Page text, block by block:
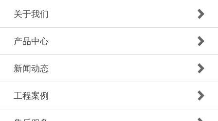
关于我们
产品中心
新闻动态
工程案例